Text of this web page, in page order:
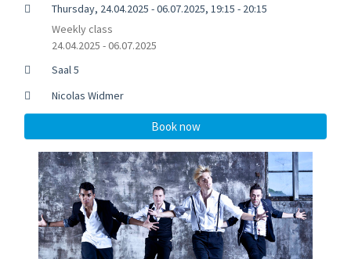
Thursday, 24.04.2025 - 06.07.2025, 19:15 - 20:15
Weekly class
24.04.2025 - 06.07.2025
Saal 5
Nicolas Widmer
Book now